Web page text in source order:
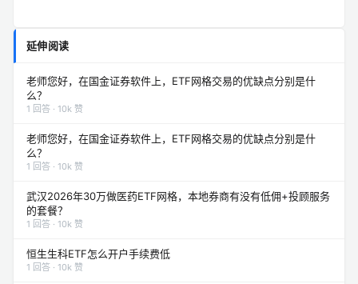
延伸阅读
老师您好，在国金证券软件上，ETF网格交易的优缺点分别是什
么？
1 回答 · 10k 赞
老师您好，在国金证券软件上，ETF网格交易的优缺点分别是什
么？
1 回答 · 10k 赞
武汉2026年30万做医药ETF网格，本地券商有没有低佣+投顾服务
的套餐？
1 回答 · 10k 赞
恒生生科ETF怎么开户手续费低
1 回答 · 10k 赞